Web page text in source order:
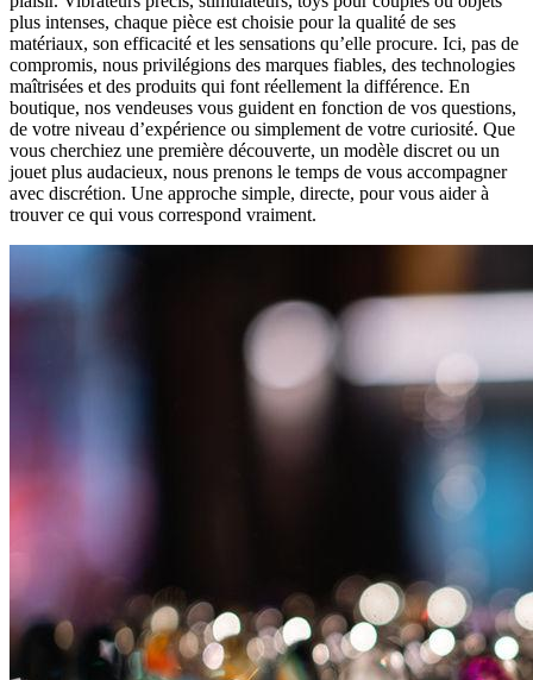
plus intenses, chaque pièce est choisie pour la qualité de ses
matériaux, son efficacité et les sensations qu’elle procure. Ici, pas de
compromis, nous privilégions des marques fiables, des technologies
maîtrisées et des produits qui font réellement la différence. En
boutique, nos vendeuses vous guident en fonction de vos questions,
de votre niveau d’expérience ou simplement de votre curiosité. Que
vous cherchiez une première découverte, un modèle discret ou un
jouet plus audacieux, nous prenons le temps de vous accompagner
avec discrétion. Une approche simple, directe, pour vous aider à
trouver ce qui vous correspond vraiment.